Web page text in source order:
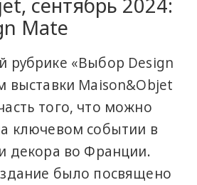
Mate
рубрике «Выбор Design
выставки Maison&Objet
того, что можно
ключевом событии в
декора во Франции.
было посвящено